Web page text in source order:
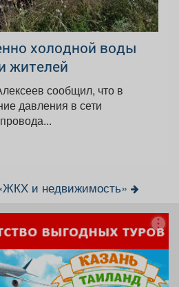
холодной воды
жителей
сообщил, что в
давления в сети
и недвижимость»